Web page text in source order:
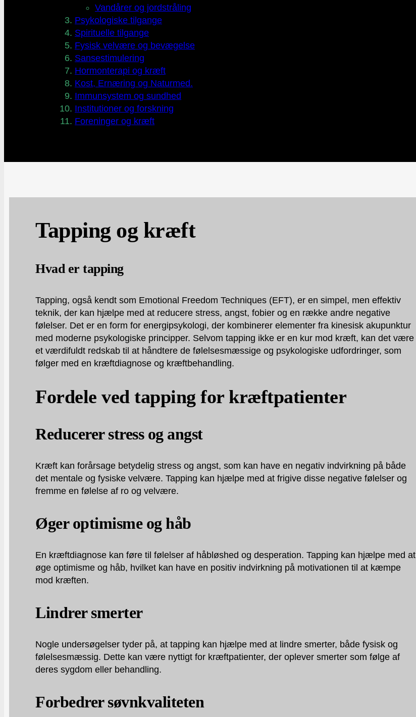
Vandårer og jordstråling
Psykologiske tilgange
Spirituelle tilgange
Fysisk velvære og bevægelse
Sansestimulering
Hormonterapi og kræft
Kost, Ernæring og Naturmed.
Immunsystem og sundhed
Institutioner og forskning
Foreninger og kræft
Tapping og kræft
Hvad er tapping
Tapping, også kendt som Emotional Freedom Techniques (EFT), er en simpel, men effektiv
teknik, der kan hjælpe med at reducere stress, angst, fobier og en række andre negative
følelser. Det er en form for energipsykologi, der kombinerer elementer fra kinesisk akupunktur
med moderne psykologiske principper. Selvom tapping ikke er en kur mod kræft, kan det være
et værdifuldt redskab til at håndtere de følelsesmæssige og psykologiske udfordringer, som
følger med en kræftdiagnose og kræftbehandling.
Fordele ved tapping for kræftpatienter
Reducerer stress og angst
Kræft kan forårsage betydelig stress og angst, som kan have en negativ indvirkning på både
det mentale og fysiske velvære. Tapping kan hjælpe med at frigive disse negative følelser og
fremme en følelse af ro og velvære.
Øger optimisme og håb
En kræftdiagnose kan føre til følelser af håbløshed og desperation. Tapping kan hjælpe med at
øge optimisme og håb, hvilket kan have en positiv indvirkning på motivationen til at kæmpe
mod kræften.
Lindrer smerter
Nogle undersøgelser tyder på, at tapping kan hjælpe med at lindre smerter, både fysisk og
følelsesmæssig. Dette kan være nyttigt for kræftpatienter, der oplever smerter som følge af
deres sygdom eller behandling.
Forbedrer søvnkvaliteten